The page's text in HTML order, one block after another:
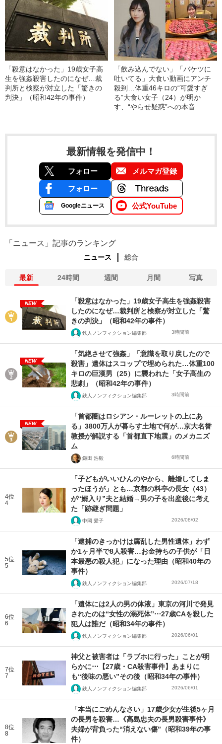
「殺意はなかった」19歳女子高
生を強姦殺害したのになぜ…裁
判所と検察が対立した「驚きの
判決」（昭和42年の事件）
「飲み込んでない」「バケツに
吐いてる」大食い動画にアンチ
殺到…体重46キロの“可愛すぎ
る”大食い女子（24）が明か
す、“やらせ疑惑”への本音
最新情報を発信中！
フォロー メルマガ登録
フォロー
Googleニュース 公式YouTube
「ニュース」記事のランキング
ニュース 総合
最新 24時間 週間 月間 写真
NEW
「殺意はなかった」19歳女子高生を強姦殺害
したのになぜ…裁判所と検察が対立した「驚
きの判決」（昭和42年の事件）
鉄人ノンフィクション編集部 3時間前
NEW
「気絶させて強姦」「意識を取り戻したので
殺害」遺体はスコップで埋められた…体重100
キロの巨漢男（25）に襲われた「女子高生の
悲劇」（昭和42年の事件）
鉄人ノンフィクション編集部 3時間前
NEW
「首都圏はロシアン・ルーレットの上にあ
る」3800万人が暮らす土地で何が…京大名誉
教授が解説する「首都直下地震」のメカニズ
ム
鎌田 浩毅 6時間前
4位
4
「子どもがいいひんのやから、離婚してしま
ったほうが」とも…京都の料亭の長女（43）
が“婿入り”夫と結婚→男の子を出産後に考え
た「跡継ぎ問題」
中岡 愛子 2026/08/02
5位
5
「逮捕のきっかけは腐乱した男性遺体」わず
か1ヶ月半で8人殺害…お金持ちの子供が「日
本最悪の殺人犯」になった理由（昭和40年の
事件）
鉄人ノンフィクション編集部 2026/07/18
6位
6
「遺体には2人の男の体液」東京の河川で発見
されたのは“女性の溺死体”⋯27歳CAを殺した
犯人は誰だ（昭和34年の事件）
鉄人ノンフィクション編集部 2026/06/01
7位
7
神父と被害者は「ラブホに行った」ことが明
らかに⋯【27歳・CA殺害事件】あまりに
も“後味の悪い”その後（昭和34年の事件）
鉄人ノンフィクション編集部 2026/06/01
8位
8
「本当にごめんなさい」17歳少女が生後5ヶ月
の長男を殺害…《高島忠夫の長男殺害事件》
夫婦が背負った“消えない傷”（昭和39年の事
件）